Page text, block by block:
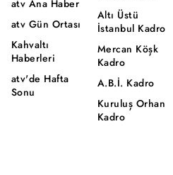
atv Ana Haber
atv Gün Ortası
Kahvaltı
Haberleri
atv'de Hafta
Sonu
Altı Üstü
İstanbul Kadro
Mercan Köşk
Kadro
A.B.İ. Kadro
Kuruluş Orhan
Kadro